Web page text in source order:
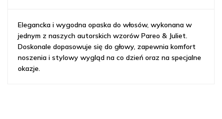
Elegancka i wygodna opaska do włosów, wykonana w
jednym z naszych autorskich wzorów Pareo & Juliet.
Doskonale dopasowuje się do głowy, zapewnia komfort
noszenia i stylowy wygląd na co dzień oraz na specjalne
okazje.